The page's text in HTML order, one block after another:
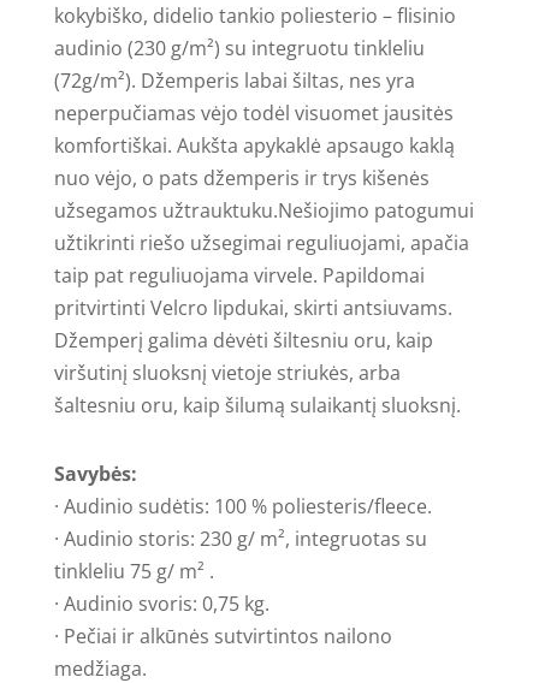
kokybiško, didelio tankio poliesterio – flisinio
audinio (230 g/m²) su integruotu tinkleliu
(72g/m²). Džemperis labai šiltas, nes yra
neperpučiamas vėjo todėl visuomet jausitės
komfortiškai. Aukšta apykaklė apsaugo kaklą
nuo vėjo, o pats džemperis ir trys kišenės
užsegamos užtrauktuku.Nešiojimo patogumui
užtikrinti riešo užsegimai reguliuojami, apačia
taip pat reguliuojama virvele. Papildomai
pritvirtinti Velcro lipdukai, skirti antsiuvams.
Džemperį galima dėvėti šiltesniu oru, kaip
viršutinį sluoksnį vietoje striukės, arba
šaltesniu oru, kaip šilumą sulaikantį sluoksnį.
Savybės:
· Audinio sudėtis: 100 % poliesteris/fleece.
· Audinio storis: 230 g/ m², integruotas su
tinkleliu 75 g/ m² .
· Audinio svoris: 0,75 kg.
· Pečiai ir alkūnės sutvirtintos nailono
medžiaga.